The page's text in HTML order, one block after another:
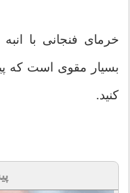
خرمای فنجانی با
بسیار مقوی است که
کنید.